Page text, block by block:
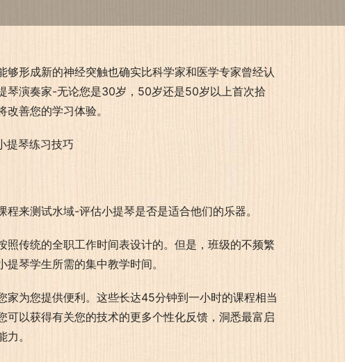
形成新的神经突触也确实比科学家和医学专家曾经认
琴演奏家-无论您是30岁，50岁还是50岁以上首次拾
善您的学习体验。
来测试水域-评估小提琴是否是适合他们的乐器。
传统的全职工作时间表设计的。但是，班级的不频繁
琴学生所需的集中教学时间。
为您提供便利。这些长达45分钟到一小时的课程相当
以获得有关您的技术的更多个性化反馈，洞悉最富启
。